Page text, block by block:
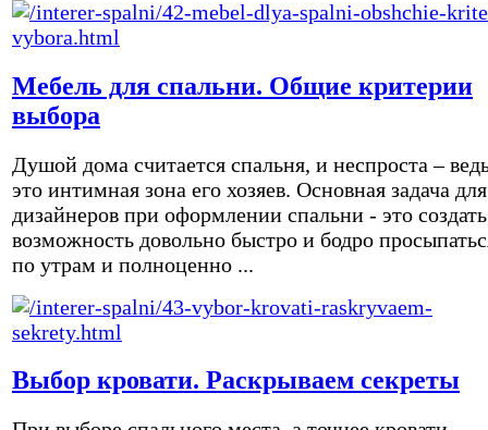
Мебель для спальни. Общие критерии
выбора
Душой дома считается спальня, и неспроста –
это интимная зона его хозяев. Основная задача для
дизайнеров при оформлении спальни - это создать
возможность довольно быстро и бодро
по утрам и полноценно ...
Выбор кровати. Раскрываем секреты